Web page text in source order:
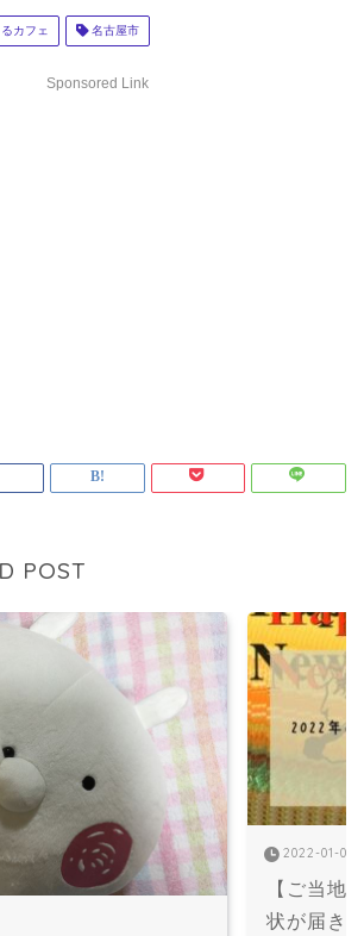
カフェ 名古屋市
Sponsored Link
POST
【ご当地
状が届き
2022-01-01